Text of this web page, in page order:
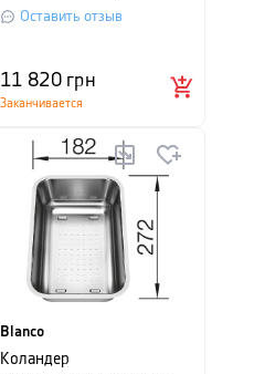
клапана-автомата, satin
Оставить отзыв
11 820грн
Заканчивается
Blanco
Коландер